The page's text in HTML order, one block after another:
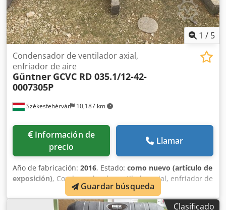
1 / 5
Székesfehérvár 10,187 km
Condensador de ventilador axial,
enfriador de aire
Güntner GCVC RD 035.1/12-42-
0007305P
Información de
precio
Llamar
Año de fabricación: 2016, Estado: como nuevo (artículo de
exposición), Condensador de ventilador axial, enfriador de
aire Dedponbff Ajfx Ackjck Fabricante: Güntner Modelo:
GCVC RD 035.1/12-42-0007305P Año de fabricación: 2016
Clasificado
Guardar búsqueda